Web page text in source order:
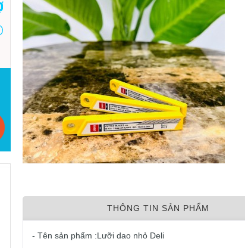
THÔNG TIN SẢN PHẨM
- Tên sản phẩm :Lưỡi dao nhỏ Deli